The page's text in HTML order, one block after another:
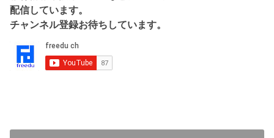
配信しています。
チャンネル登録お待ちしています。